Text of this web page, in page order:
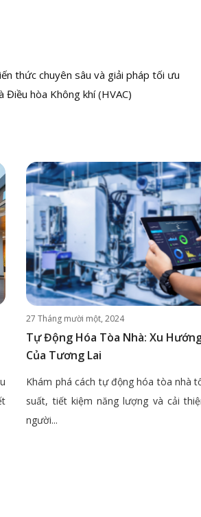
thức chuyên sâu và giải pháp tối ưu
hòa Không khí (HVAC)
27 Tháng mười một, 2024
Tự Động Hóa Tòa Nhà: Xu
Của Tương Lai
Khám phá cách tự động hóa tòa nhà
suất, tiết kiệm năng lượng và cải
người...